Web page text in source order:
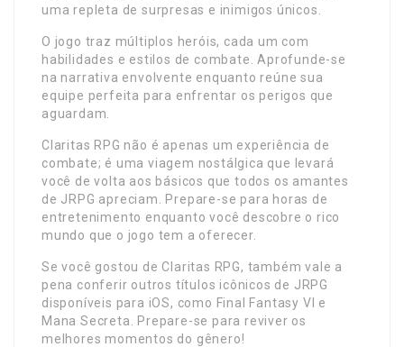
uma repleta de surpresas e inimigos únicos.
O jogo traz múltiplos heróis, cada um com
habilidades e estilos de combate. Aprofunde-se
na narrativa envolvente enquanto reúne sua
equipe perfeita para enfrentar os perigos que
aguardam.
Claritas RPG não é apenas um experiência de
combate; é uma viagem nostálgica que levará
você de volta aos básicos que todos os amantes
de JRPG apreciam. Prepare-se para horas de
entretenimento enquanto você descobre o rico
mundo que o jogo tem a oferecer.
Se você gostou de Claritas RPG, também vale a
pena conferir outros títulos icônicos de JRPG
disponíveis para iOS, como Final Fantasy VI e
Mana Secreta. Prepare-se para reviver os
melhores momentos do gênero!